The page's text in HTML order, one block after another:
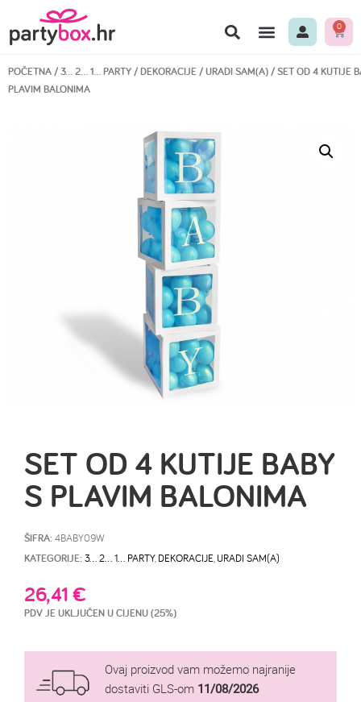
0
POČETNA/3… 2… 1… PARTY/DEKORACIJE/URADI SAM(A)/ SET OD 4 KUTIJE
PLAVIM BALONIMA
SET OD 4 KUTIJE BABY
S PLAVIM BALONIMA
ŠIFRA: 4BABY09W
KATEGORIJE: 3… 2… 1… PARTY,DEKORACIJE,URADI SAM(A)
26,41€
PDV JE UKLJUČEN U CIJENU (25%)
Ovaj proizvod vam možemo najranije
dostaviti GLS-om 11/08/2026